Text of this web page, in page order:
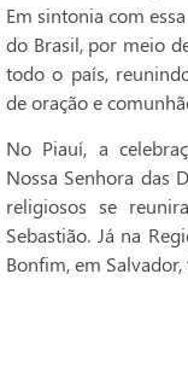
Em sintonia com
do Brasil, por meio
todo o país,
de oração e
No Piauí, a
Nossa Senhora das
religiosos se
Sebastião. Já na
Bonfim, em